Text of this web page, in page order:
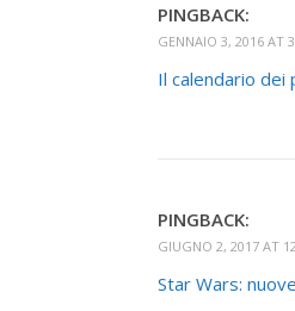
PINGBACK:
GENNAIO 3, 2016 AT
Il calendario
PINGBACK:
GIUGNO 2, 2017 AT
Star Wars: